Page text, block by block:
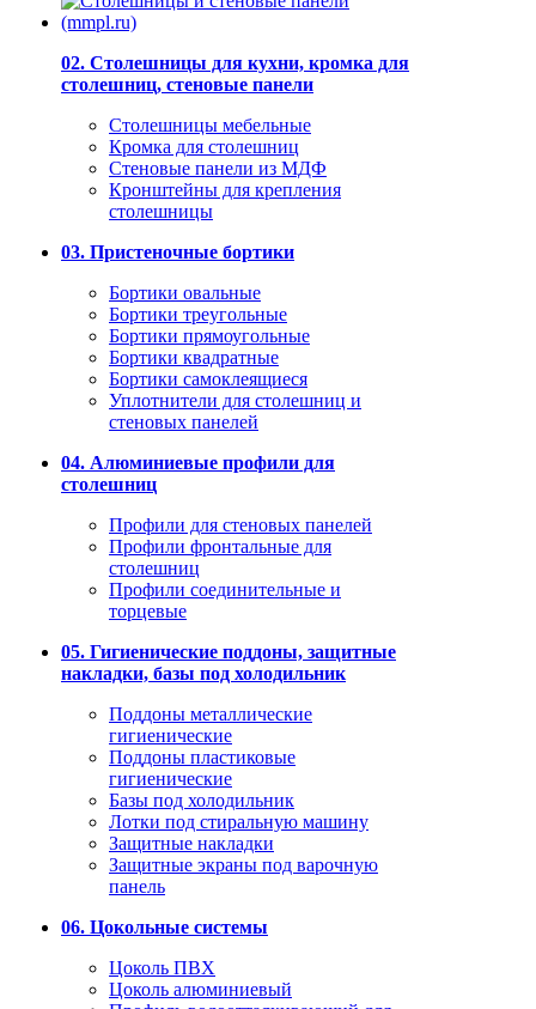
02. Столешницы для кухни, кромка для
столешниц, стеновые панели
Столешницы мебельные
Кромка для столешниц
Стеновые панели из МДФ
Кронштейны для крепления
столешницы
03. Пристеночные бортики
Бортики овальные
Бортики треугольные
Бортики прямоугольные
Бортики квадратные
Бортики самоклеящиеся
Уплотнители для столешниц и
стеновых панелей
04. Алюминиевые профили для
столешниц
Профили для стеновых панелей
Профили фронтальные для
столешниц
Профили соединительные и
торцевые
05. Гигиенические поддоны, защитные
накладки, базы под холодильник
Поддоны металлические
гигиенические
Поддоны пластиковые
гигиенические
Базы под холодильник
Лотки под стиральную машину
Защитные накладки
Защитные экраны под варочную
панель
06. Цокольные системы
Цоколь ПВХ
Цоколь алюминиевый